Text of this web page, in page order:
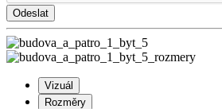
Odeslat
Vizuál
Rozměry